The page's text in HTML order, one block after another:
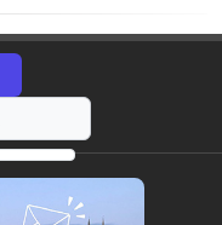
https://radio-g.fr?12948